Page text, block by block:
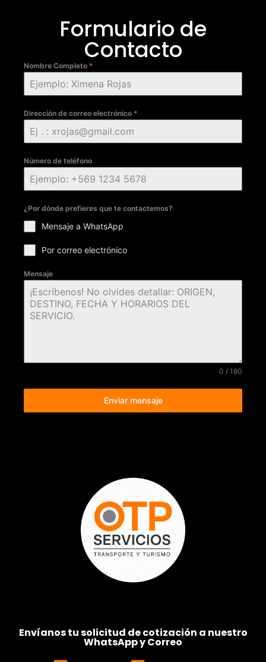
Formulario de
Contacto
Nombre Completo *
Dirección de correo electrónico *
Número de teléfono
¿Por dónde prefieres que te contactemos?
Mensaje a WhatsApp
Por correo electrónico
Mensaje
0 / 180
Enviar mensaje
Envíanos tu solicitud de cotización a nuestro
WhatsApp y Correo